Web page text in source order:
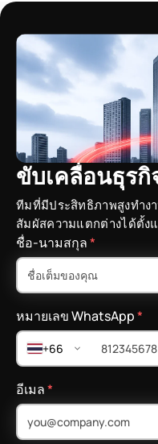
ขับเคลื่อนธุร
ทีมที่มีประสิทธิภาพสูงทำง
สัมผัสความแตกต่างได้ตั้ง
ชื่อ-นามสกุล*
หมายเลข WhatsApp*
+66
อีเมล*